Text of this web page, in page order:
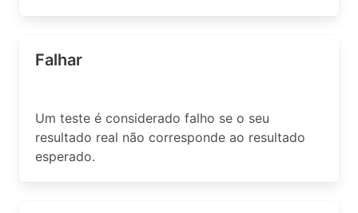
Falhar
Um teste é considerado falho se o seu
resultado real não corresponde ao resultado
esperado.